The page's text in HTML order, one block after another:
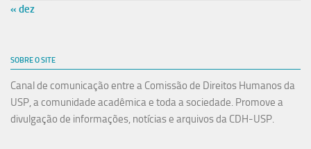
« dez
SOBRE O SITE
Canal de comunicação entre a Comissão de Direitos Humanos da
USP, a comunidade acadêmica e toda a sociedade. Promove a
divulgação de informações, notícias e arquivos da CDH-USP.